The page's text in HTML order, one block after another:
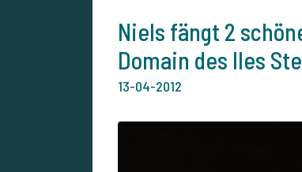
Niels fängt 2
Domain des Iles
13-04-2012